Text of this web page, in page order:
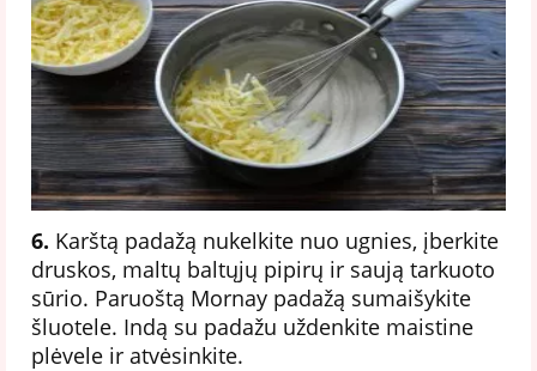
6. Karštą padažą nukelkite nuo ugnies, įberkite
druskos, maltų baltųjų pipirų ir saują tarkuoto
sūrio. Paruoštą Mornay padažą sumaišykite
šluotele. Indą su padažu uždenkite maistine
plėvele ir atvėsinkite.